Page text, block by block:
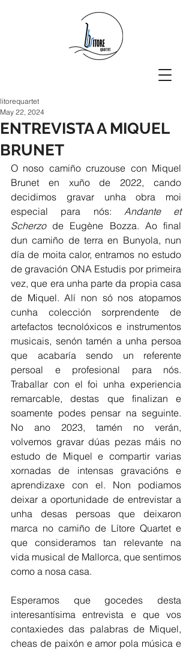
ENTREVISTA A MIQUEL
BRUNET
litorequartet
May 22, 2024
O noso camiño cruzouse con Miquel
Brunet en xuño de 2022, cando
decidimos gravar unha obra moi
especial para nós: Andante et
Scherzo de Eugène Bozza. Ao final
dun camiño de terra en Bunyola, nun
día de moita calor, entramos no estudo
de gravación ONA Estudis por primeira
vez, que era unha parte da propia casa
de Miquel. Alí non só nos atopamos
cunha colección sorprendente de
artefactos tecnolóxicos e instrumentos
musicais, senón tamén a unha persoa
que acabaría sendo un referente
persoal e profesional para nós.
Traballar con el foi unha experiencia
remarcable, destas que finalizan e
soamente podes pensar na seguinte.
No ano 2023, tamén no verán,
volvemos gravar dúas pezas máis no
estudo de Miquel e compartir varias
xornadas de intensas gravacións e
aprendizaxe con el. Non podiamos
deixar a oportunidade de entrevistar a
unha desas persoas que deixaron
marca no camiño de Lítore Quartet e
que consideramos tan relevante na
vida musical de Mallorca, que sentimos
como a nosa casa.
Esperamos que gocedes desta
interesantísima entrevista e que vos
contaxiedes das palabras de Miquel,
cheas de paixón e amor pola música e